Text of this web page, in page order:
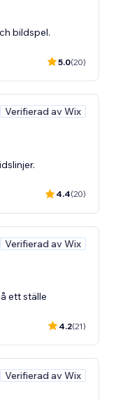
bildspel.
5.0(20)
Verifierad av Wix
4.4(20)
Verifierad av Wix
ett ställe
4.2(21)
Verifierad av Wix